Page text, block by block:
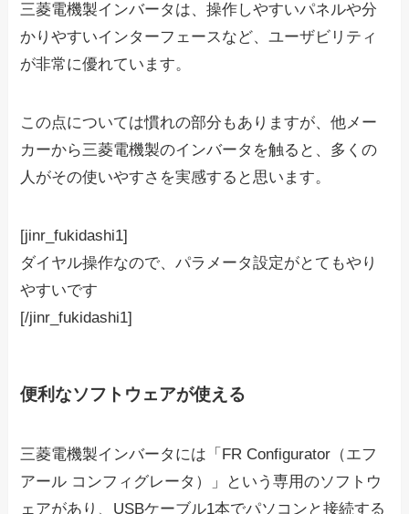
三菱電機製インバータは、操作しやすいパネルや分
かりやすいインターフェースなど、ユーザビリティ
が非常に優れています。
この点については慣れの部分もありますが、他メー
カーから三菱電機製のインバータを触ると、多くの
人がその使いやすさを実感すると思います。
[jinr_fukidashi1]
ダイヤル操作なので、パラメータ設定がとてもやり
やすいです
[/jinr_fukidashi1]
便利なソフトウェアが使える
三菱電機製インバータには「FR Configurator（エフ
アール コンフィグレータ）」という専用のソフトウ
ェアがあり、USBケーブル1本でパソコンと接続する